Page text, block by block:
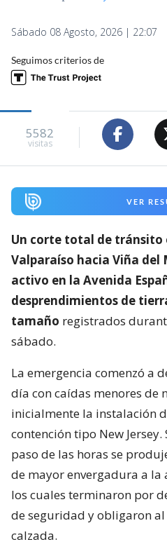
Sábado 08 Agosto, 2026 | 22:07
Seguimos criterios de
5582
visitas
VER
Un corte total de tránsito
Valparaíso hacia Viña del
activo en la Avenida
desprendimientos de
tamaño registrados
sábado.
La emergencia comenzó a
día con caídas menores de
inicialmente la instalación
contención tipo New
paso de las horas se
de mayor envergadura a la
los cuales terminaron por
de seguridad y obligaron
calzada.